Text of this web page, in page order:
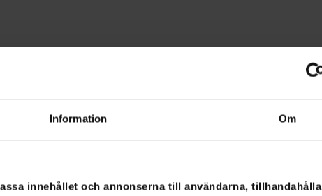
Information Om
innehållet och annonserna till användarna, tillhandahålla